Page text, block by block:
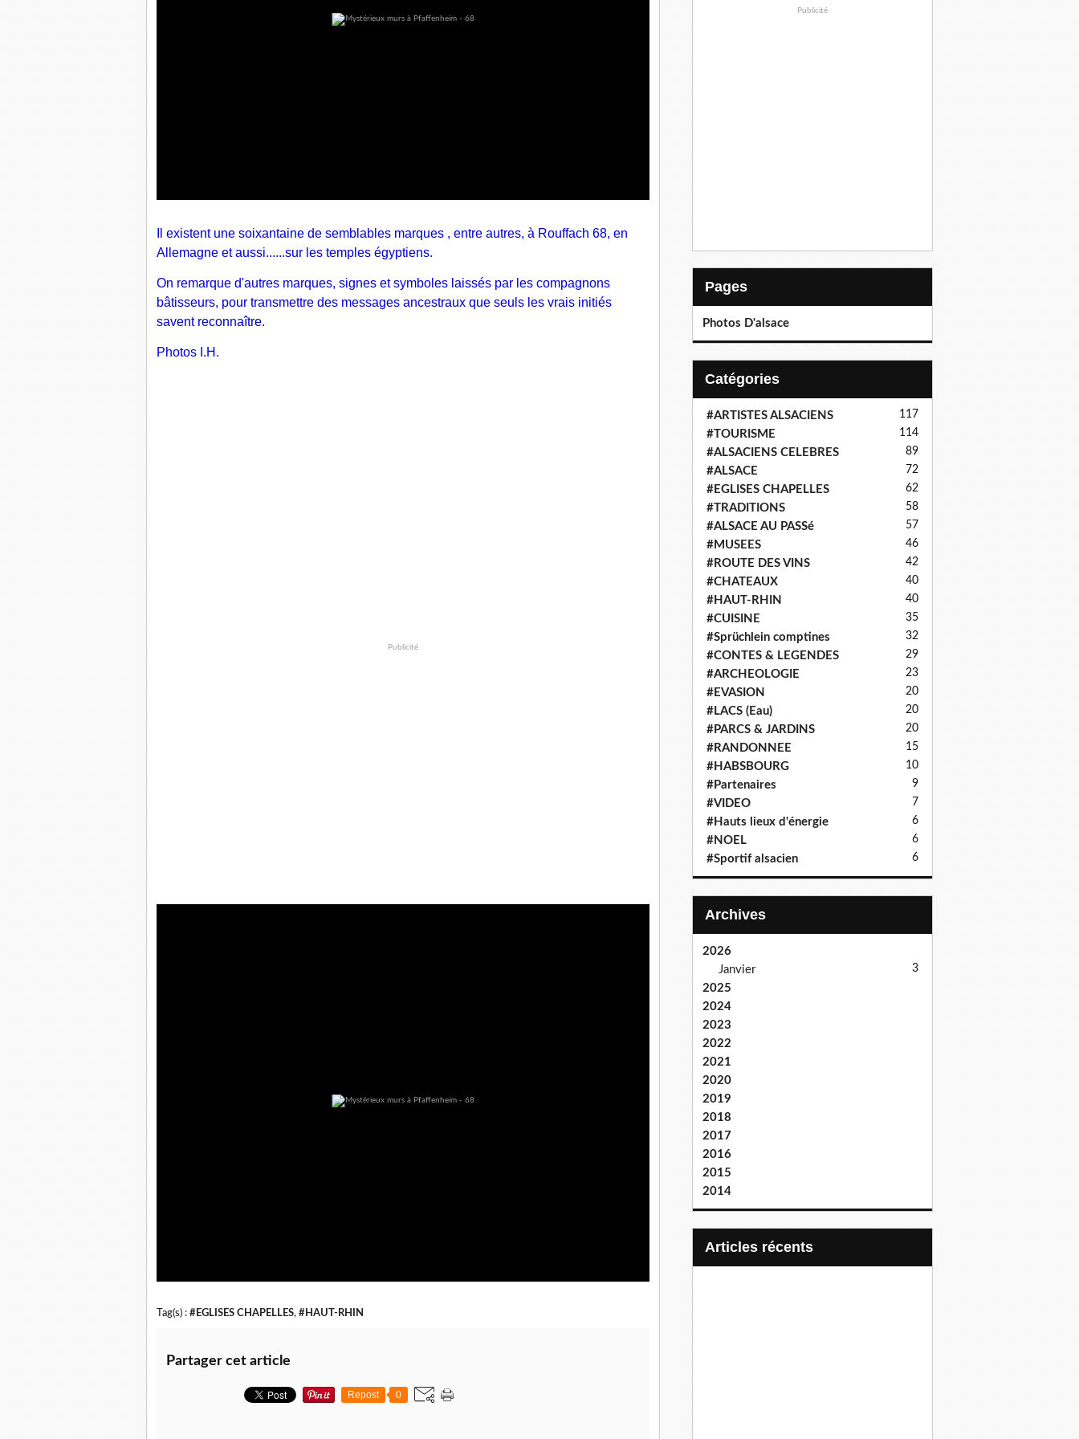
Il existent une soixantaine de semblables marques , entre autres, à Rouffach 68, en
Allemagne et aussi......sur les temples égyptiens.
On remarque d'autres marques, signes et symboles laissés par les compagnons
bâtisseurs, pour transmettre des messages ancestraux que seuls les vrais initiés
savent reconnaître.
Photos I.H.
Publicité
Tag(s) : #EGLISES CHAPELLES, #HAUT-RHIN
Partager cet article
Repost 0
Publicité
Pages
Photos D'alsace
Catégories
#ARTISTES ALSACIENS 117
#TOURISME 114
#ALSACIENS CELEBRES 89
#ALSACE 72
#EGLISES CHAPELLES 62
#TRADITIONS 58
#ALSACE AU PASSé 57
#MUSEES 46
#ROUTE DES VINS 42
#CHATEAUX 40
#HAUT-RHIN 40
#CUISINE 35
#Sprüchlein comptines 32
#CONTES & LEGENDES 29
#ARCHEOLOGIE 23
#EVASION 20
#LACS (Eau) 20
#PARCS & JARDINS 20
#RANDONNEE 15
#HABSBOURG 10
#Partenaires 9
#VIDEO 7
#Hauts lieux d'énergie 6
#NOEL 6
#Sportif alsacien 6
Archives
2026
Janvier
3
2025
2024
2023
2022
2021
2020
2019
2018
2017
2016
2015
2014
articles récents